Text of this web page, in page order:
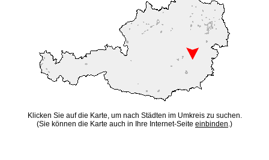
Klicken Sie auf die Karte, um nach Städten im Umkreis zu suchen.
(Sie können die Karte auch in Ihre Internet-Seite einbinden.)